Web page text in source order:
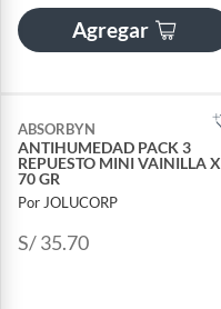
Agregar
ABSORBYN
ANTIHUMEDAD PACK 3
REPUESTO MINI VAINILLA X
70 GR
Por JOLUCORP
S/ 35.70